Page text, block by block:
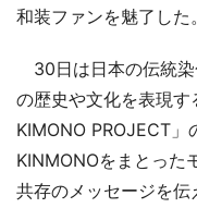
和装ファンを魅了した。
30日は日本の伝統染
の歴史や文化を表現
KIMONO PROJECT
KINMONOをまとった
共存のメッセージを